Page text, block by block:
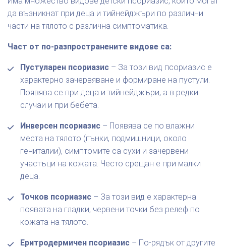
да възникнат при деца и тийнейджъри по различни
части на тялото с различна симптоматика.
Част от по-разпространените видове са:
Пустуларен псориазис – За този вид псориазис е
характерно зачервяване и формиране на пустули.
Появява се при деца и тийнейджъри, а в редки
случаи и при бебета.
Инверсен псориазис – Появява се по влажни
места на тялото (гънки, подмишници, около
гениталии), симптомите са сухи и зачервени
участъци на кожата. Често срещан е при малки
деца.
Точков псориазис – За този вид е характерна
появата на гладки, червени точки без релеф по
кожата на тялото.
Еритродермичен псориазис – По-рядък от другите